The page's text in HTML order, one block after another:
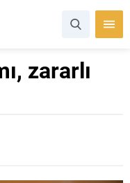
zararlı